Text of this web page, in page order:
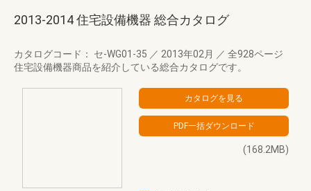
2013-2014 住宅設備機器 総合カタログ
カタログコード： セ-WG01-35 ／ 2013年02月 ／ 全928ページ
住宅設備機器商品を紹介している総合カタログです。
(168.2MB)